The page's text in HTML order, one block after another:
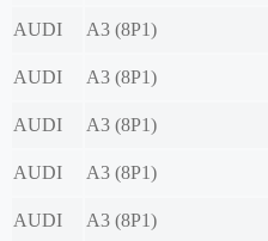
AUDI
A3 (8P1)
AUDI
A3 (8P1)
AUDI
A3 (8P1)
AUDI
A3 (8P1)
AUDI
A3 (8P1)